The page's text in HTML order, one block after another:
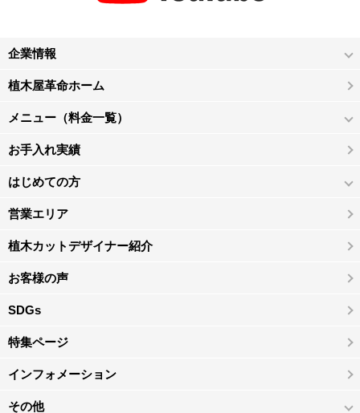
企業情報
植木屋革命ホーム
メニュー（料金一覧）
お手入れ実績
はじめての方
営業エリア
植木カットデザイナー紹介
お客様の声
SDGs
特集ページ
インフォメーション
その他